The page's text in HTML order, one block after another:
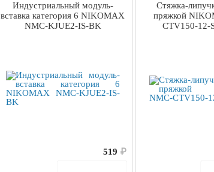
Индустриальный модуль-
вставка категория 6 NIKOMAX
NMC-KJUE2-IS-BK
519 ₽
Стяжка-
пряжкой
CTV150-12-